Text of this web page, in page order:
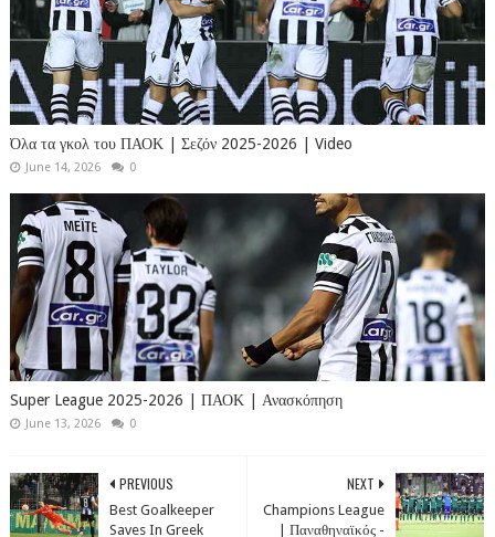
Όλα τα γκολ του ΠΑΟΚ | Σεζόν 2025-2026 | Video
June 14, 2026 0
Super League 2025-2026 | ΠΑΟΚ | Ανασκόπηση
June 13, 2026 0
NEXT
Champions League
| Παναθηναϊκός -
PREVIOUS
Best Goalkeeper
Saves In Greek